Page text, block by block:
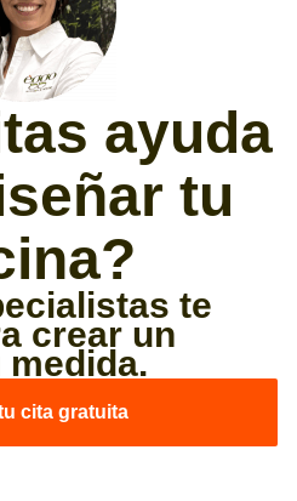
ayuda
tu
te
crear un
cita gratuita